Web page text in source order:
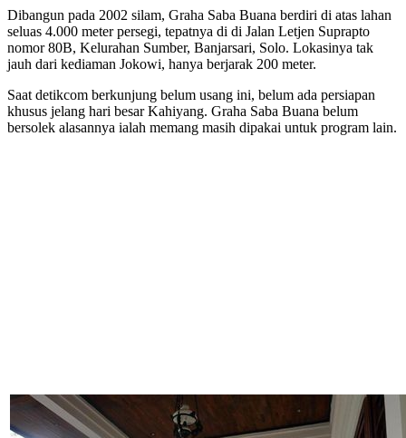
Dibangun pada 2002 silam, Graha Saba Buana berdiri di atas lahan
seluas 4.000 meter persegi, tepatnya di di Jalan Letjen Suprapto
nomor 80B, Kelurahan Sumber, Banjarsari, Solo. Lokasinya tak
jauh dari kediaman Jokowi, hanya berjarak 200 meter.
Saat detikcom berkunjung belum usang ini, belum ada persiapan
khusus jelang hari besar Kahiyang. Graha Saba Buana belum
bersolek alasannya ialah memang masih dipakai untuk program lain.